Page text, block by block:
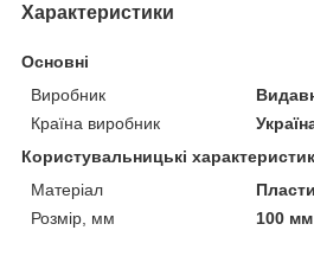
Характеристики
Основні
Виробник
Країна виробник
Користувальницькі
Матеріал
Розмір, мм
100 мм